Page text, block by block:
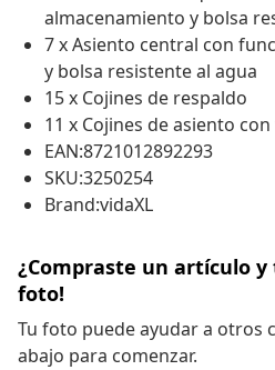
almacenamiento y bolsa
7 x Asiento central con
y bolsa resistente al agua
15 x Cojines de respaldo
11 x Cojines de asiento
EAN:8721012892293
SKU:3250254
Brand:vidaXL
¿Compraste un artículo y
foto!
Tu foto puede ayudar a otros
abajo para comenzar.